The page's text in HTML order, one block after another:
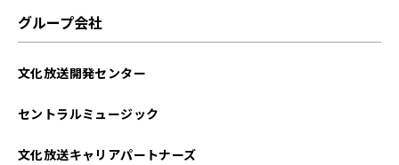
グループ会社
文化放送開発センター
セントラルミュージック
文化放送キャリアパートナーズ